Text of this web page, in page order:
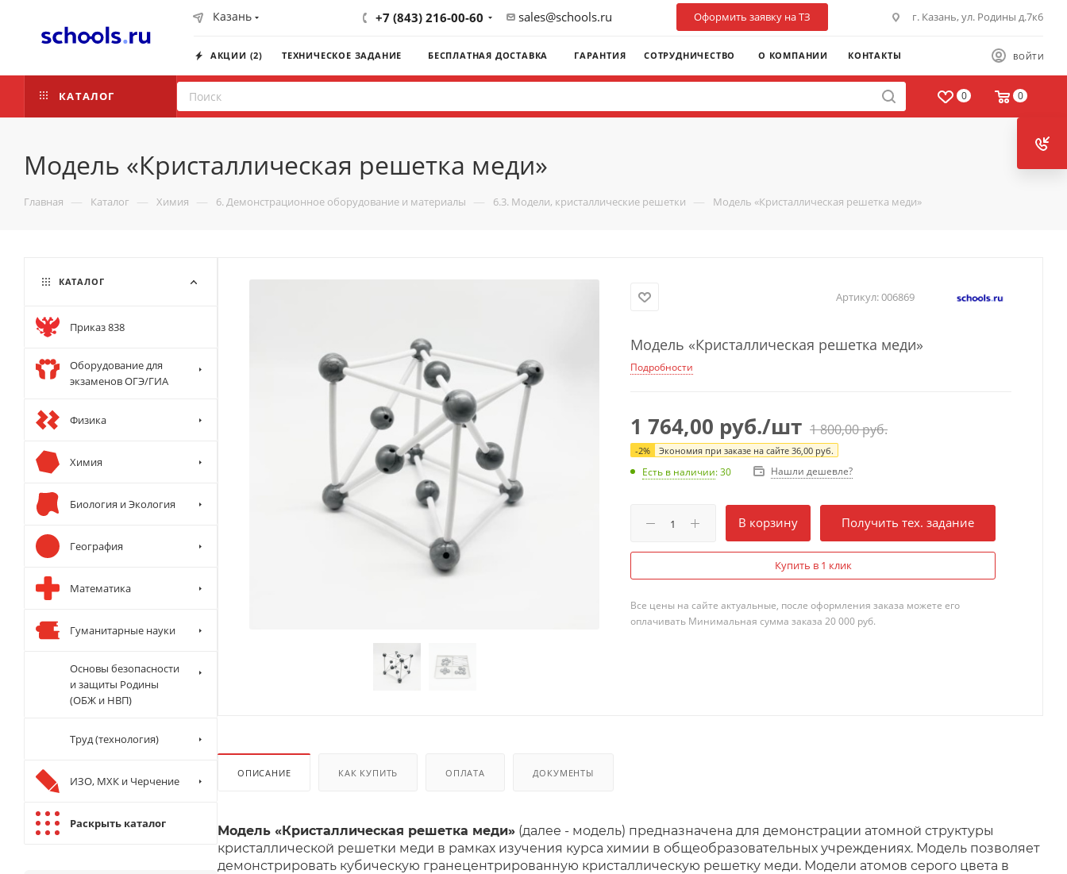
Казань +7 (843) 216-00-60 sales@schools.ru Оформить заявку на ТЗ г. Казань, ул. Родины д.7к6
ВОЙТИ
АКЦИИ (2) ТЕХНИЧЕСКОЕ ЗАДАНИЕ БЕСПЛАТНАЯ ДОСТАВКА ГАРАНТИЯ СОТРУДНИЧЕСТВО О КОМПАНИИ КОНТАКТЫ
0 0
КАТАЛОГ
Модель «Кристаллическая решетка меди»
Главная — Каталог — Химия — 6. Демонстрационное оборудование и материалы — 6.3. Модели, кристаллические решетки — Модель «Кристаллическая решетка меди»
Артикул:006869
Модель «Кристаллическая решетка меди»
Подробности
1 764,00 руб./шт 1 800,00руб.
-2% Экономия при заказе на сайте 36,00 руб.
Есть в наличии: 30 Нашли дешевле?
В корзину Получить тех. задание
Купить в 1 клик
Все цены на сайте актуальные, после оформления заказа можете его
оплачивать Минимальная сумма заказа 20 000 руб.
ОПИСАНИЕ КАК КУПИТЬ ОПЛАТА ДОКУМЕНТЫ
Модель «Кристаллическая решетка меди» (далее - модель) предназначена для демонстрации атомной структуры
кристаллической решетки меди в рамках изучения курса химии в общеобразовательных учреждениях. Модель позволяет
демонстрировать кубическую гранецентрированную кристаллическую решетку меди. Модели атомов серого цвета в
КАТАЛОГ
Приказ 838
Оборудование для
экзаменов ОГЭ/ГИА
Физика
Химия
Биология и Экология
География
Математика
Гуманитарные науки
Основы безопасности
и защиты Родины
(ОБЖ и НВП)
Труд (технология)
ИЗО, МХК и Черчение
Раскрыть каталог